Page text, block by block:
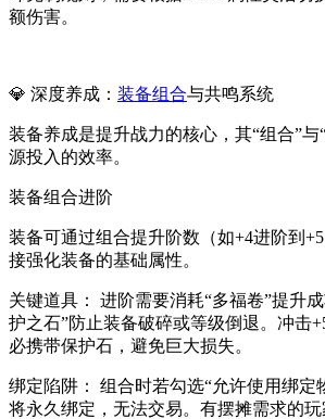
额伤害。
💎 深度养成： 装备组合与共鸣系统
装备养成是提升战力的核心，其“组合”与
源投入的效率。
装备组合进阶
装备可通过组合提升阶数（如+4进阶到
接强化装备的基础属性。
关键道具： 进阶需要消耗“多福卷”提升
护之石”防止装备破碎或等级倒退。冲击
必携带保护石，避免巨大损失。
绑定陷阱： 组合时若勾选“允许使用绑定
将永久绑定，无法交易。有摆摊需求的玩